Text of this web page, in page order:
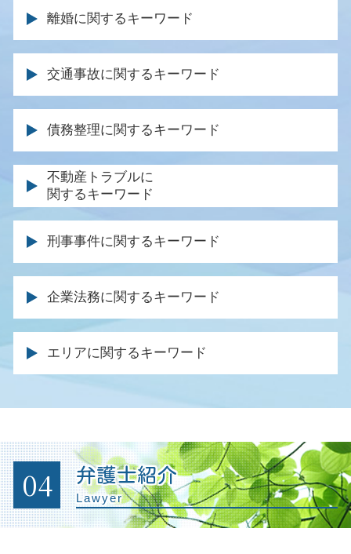
遺産分割協議 やり直し
退職金 相続
遺言書 遺産分割協議書
遺言 相談
遺留分 裁判
相続 生命保険 受取 人
遺留分 侵害
遺留分 請求
遺産 相続 裁判
遺言 遺留分
相続放棄 手続き
相続財産 調査
家庭裁判所 相続 調停
遺留分 権利者
相続人 弁護士
離婚に関するキーワード
離婚調停 慰謝料
離婚調停 面会交流
親権 父親
離婚協議書 書き方
離婚届 協議離婚
離婚調停 応じない
離婚届 親権
離婚 法律事務所
離婚裁判 長期化
養育費 金額 決め方
離婚調停 不成立
調停 弁護士
子供 養育費
離婚協議書 効力
交通事故に関するキーワード
後遺障害 逸失利益
休業損害 いつもらえる
後遺障害 保険金
後遺症 認定基準
事故 診断書 保険会社
事故 保険会社 交渉
交通事故 通院費用
示談交渉 保険会社
休業損害 とは
交通事故 休業損害
被害者 請求期間
逸失利益 計算
交通事故 法律事務所
交通事故 逸失利益
債務整理に関するキーワード
自己破産 損害賠償
個人再生 メリット
弁護士 ブラックリスト
債務 弁済 調停
免責 破産
自己破産 期間 クレジットカード
消費者金融 破産
任意整理 信用情報
官報に載る デメリット
車 破産
特定調停 手続
債務 種類
同時廃止 流れ
不動産トラブルに
関するキーワード
土地 契約トラブル
土地 購入 トラブル
家賃滞納 回収
不動産 退去 トラブル
賃料 増額調停
明け渡し 請求
建物 明け渡し 訴訟
不動産 仲介業者 トラブル
不動産 売却 弁護士
不動産会社 トラブル 相談
不法占拠 立ち退き
刑事事件に関するキーワード
刑事事件 裁判
警察 逮捕 流れ
刑事事件 不起訴
刑事裁判 否認事件
裁判 起訴
起訴 執行猶予
不起訴 弁護士
刑事事件 起訴
公判請求 起訴
企業法務に関するキーワード
クレーム 対応 弁護士
法律顧問 契約書
法務 企業
債権回収 内容証明
企業 法務部
企業法務 仕事内容
契約書 リーガルチェックとは
エリアに関するキーワード
04 弁護士紹介
Lawyer